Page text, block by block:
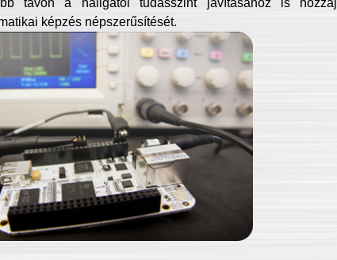
távon a hallgatói tudásszint javításához is
képzés népszerűsítését.